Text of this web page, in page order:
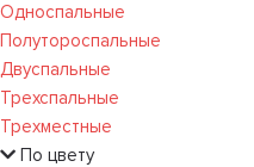
Односпальные
Полутороспальные
Двуспальные
Трехспальные
Трехместные
По цвету